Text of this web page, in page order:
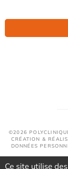
©2026
CRÉATION &
DONNÉES
Ce site utilise